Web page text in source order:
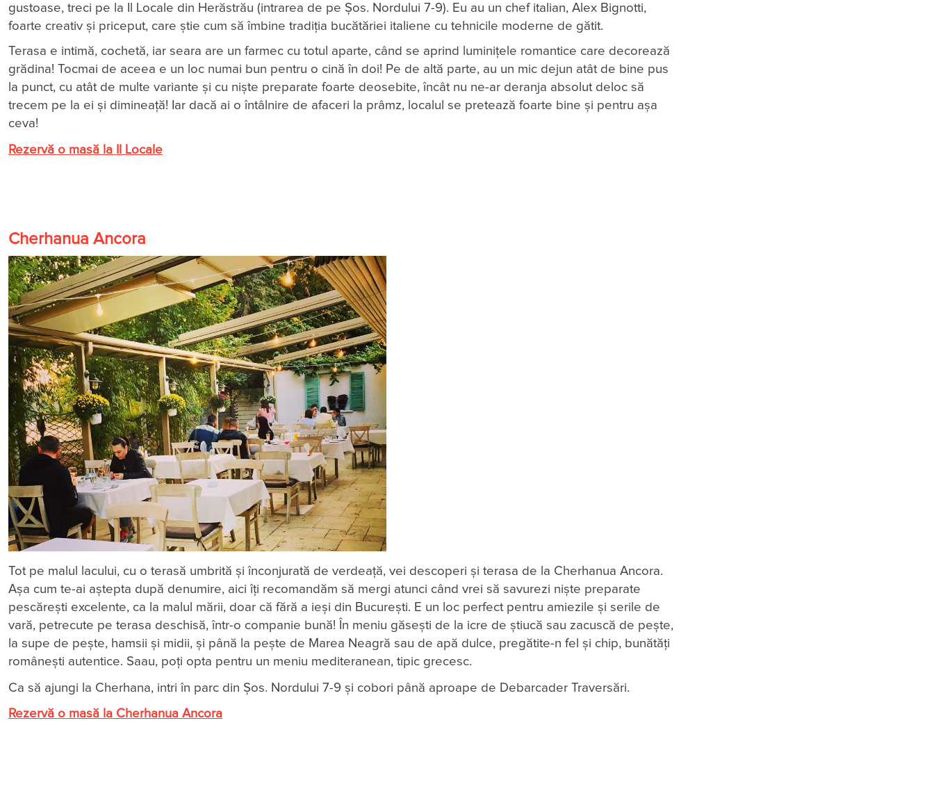
gustoase, treci pe la Il Locale din Herăstrău (intrarea de pe Șos. Nordului 7-9). Eu au un chef italian, Alex Bignotti,
foarte creativ și priceput, care știe cum să îmbine tradiția bucătăriei italiene cu tehnicile moderne de gătit.
Terasa e intimă, cochetă, iar seara are un farmec cu totul aparte, când se aprind luminițele romantice care decorează
grădina! Tocmai de aceea e un loc numai bun pentru o cină în doi! Pe de altă parte, au un mic dejun atât de bine pus
la punct, cu atât de multe variante și cu niște preparate foarte deosebite, încât nu ne-ar deranja absolut deloc să
trecem pe la ei și dimineață! Iar dacă ai o întâlnire de afaceri la prâmz, localul se pretează foarte bine și pentru așa
ceva!
Rezervă o masă la Il Locale
Cherhanua Ancora
Tot pe malul lacului, cu o terasă umbrită și înconjurată de verdeață, vei descoperi și terasa de la Cherhanua Ancora.
Așa cum te-ai aștepta după denumire, aici îți recomandăm să mergi atunci când vrei să savurezi niște preparate
pescărești excelente, ca la malul mării, doar că fără a ieși din București. E un loc perfect pentru amiezile și serile de
vară, petrecute pe terasa deschisă, într-o companie bună! În meniu găsești de la icre de știucă sau zacuscă de pește,
la supe de pește, hamsii și midii, și până la pește de Marea Neagră sau de apă dulce, pregătite-n fel și chip, bunătăți
românești autentice. Saau, poți opta pentru un meniu mediteranean, tipic grecesc.
Ca să ajungi la Cherhana, intri în parc din Șos. Nordului 7-9 și cobori până aproape de Debarcader Traversări.
Rezervă o masă la Cherhanua Ancora